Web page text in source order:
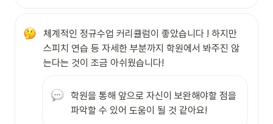
체계적인 정규수업 커리큘럼이 좋았습니다 ! 하지만
스피치 연습 등 자세한 부분까지 학원에서 봐주진 않
는다는 것이 조금 아쉬웠습니다!
학원을 통해 앞으로 자신이 보완해야할 점을
파악할 수 있어 도움이 될 것 같아요!